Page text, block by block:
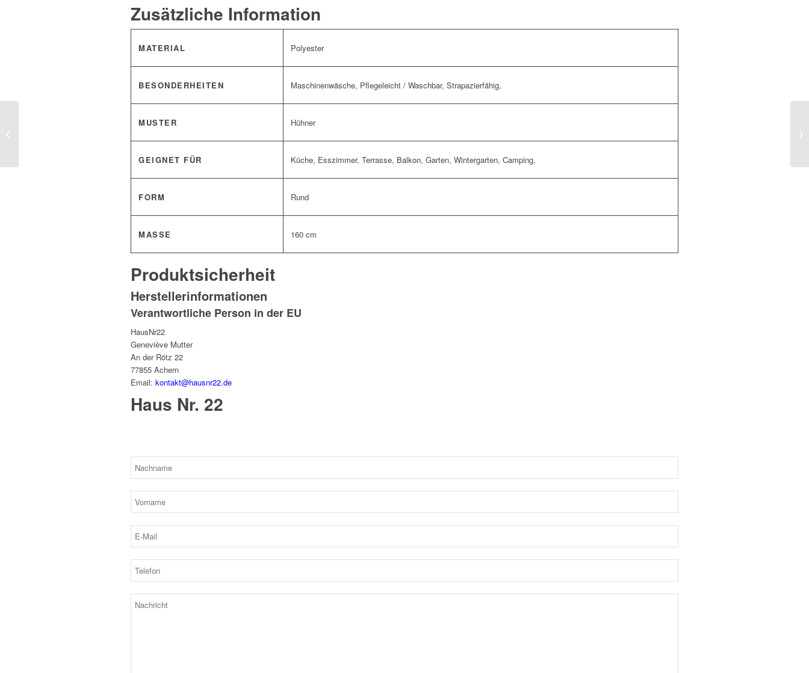
Zusätzliche Information
MATERIAL Polyester
BESONDERHEITEN Maschinenwäsche, Pflegeleicht / Waschbar, Strapazierfähig,
MUSTER Hühner
GEIGNET FÜR Küche, Esszimmer, Terrasse, Balkon, Garten, Wintergarten, Camping,
FORM Rund
MASSE 160 cm
Produktsicherheit
Herstellerinformationen
Verantwortliche Person in der EU
HausNr22
Geneviève Mutter
An der Rötz 22
77855 Achern
Email: kontakt@hausnr22.de
Haus Nr. 22